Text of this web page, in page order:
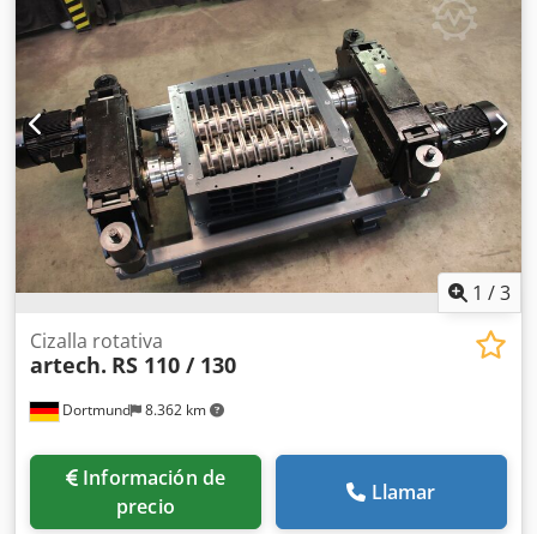
1 /3
Dortmund 8.362 km
Cizalla rotativa
artech. RS 110 / 130
Información de
precio
Llamar